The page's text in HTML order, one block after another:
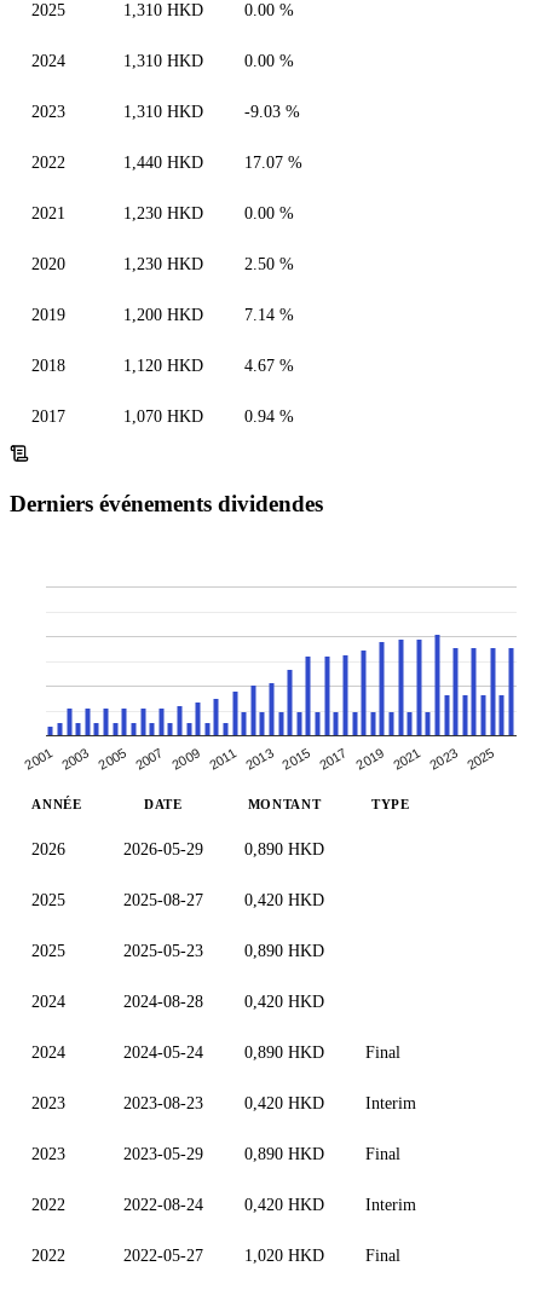
2025 1,310 HKD 0.00 %
2024 1,310 HKD 0.00 %
2023 1,310 HKD -9.03 %
2022 1,440 HKD 17.07 %
2021 1,230 HKD 0.00 %
2020 1,230 HKD 2.50 %
2019 1,200 HKD 7.14 %
2018 1,120 HKD 4.67 %
2017 1,070 HKD 0.94 %
Derniers événements dividendes
2001 2003 2005 2007 2009 2011 2013 2015 2017 2019 2021 2023 2025
ANNÉE DATE MONTANT TYPE
2026 2026-05-29 0,890 HKD
2025 2025-08-27 0,420 HKD
2025 2025-05-23 0,890 HKD
2024 2024-08-28 0,420 HKD
2024 2024-05-24 0,890 HKD Final
2023 2023-08-23 0,420 HKD Interim
2023 2023-05-29 0,890 HKD Final
2022 2022-08-24 0,420 HKD Interim
2022 2022-05-27 1,020 HKD Final